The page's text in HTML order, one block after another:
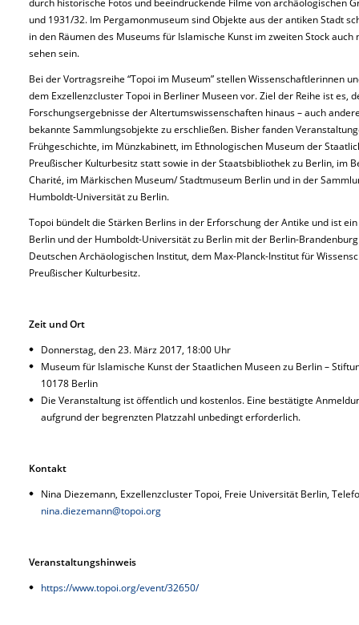
durch historische Fotos und beeindruckende Filme von archäologischen
und 1931/32. Im Pergamonmuseum sind Objekte aus der antiken Stadt
in den Räumen des Museums für Islamische Kunst im zweiten Stock
sehen sein.
Bei der Vortragsreihe “Topoi im Museum” stellen Wissenschaftlerinnen
dem Exzellenzcluster Topoi in Berliner Museen vor. Ziel der Reihe ist es,
Forschungsergebnisse der Altertumswissenschaften hinaus – auch
bekannte Sammlungsobjekte zu erschließen. Bisher fanden
Frühgeschichte, im Münzkabinett, im Ethnologischen Museum der
Preußischer Kulturbesitz statt sowie in der Staatsbibliothek zu Berlin, im
Charité, im Märkischen Museum/ Stadtmuseum Berlin und in der
Humboldt-Universität zu Berlin.
Topoi bündelt die Stärken Berlins in der Erforschung der Antike und ist
Berlin und der Humboldt-Universität zu Berlin mit der Berlin-
Deutschen Archäologischen Institut, dem Max-Planck-Institut für
Preußischer Kulturbesitz.
Zeit und Ort
Donnerstag, den 23. März 2017, 18:00 Uhr
Museum für Islamische Kunst der Staatlichen Museen zu Berlin –
10178 Berlin
Die Veranstaltung ist öffentlich und kostenlos. Eine bestätigte
aufgrund der begrenzten Platzzahl unbedingt erforderlich.
Kontakt
Nina Diezemann, Exzellenzcluster Topoi, Freie Universität Berlin,
nina.diezemann@topoi.org
Veranstaltungshinweis
https://www.topoi.org/event/32650/